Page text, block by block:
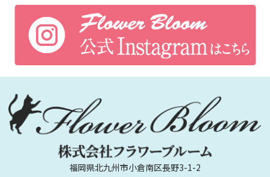
福岡県北九州市小倉南区長野3-1-2